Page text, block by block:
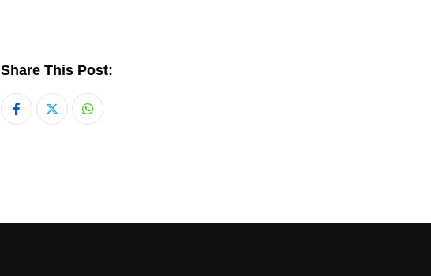
Share This Post:
Whatsapp